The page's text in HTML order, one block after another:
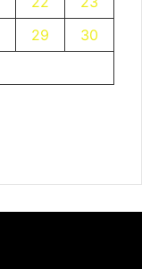
29
30